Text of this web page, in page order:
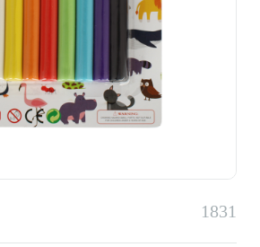
1831